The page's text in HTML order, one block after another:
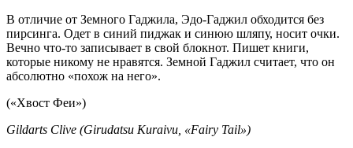
В отличие от Земного Гаджила, Эдо-Гаджил обходится без
пирсинга. Одет в синий пиджак и синюю шляпу, носит очки.
Вечно что-то записывает в свой блокнот. Пишет книги,
которые никому не нравятся. Земной Гаджил считает, что он
абсолютно «похож на него».
(«Хвост Феи»)
Gildarts Clive (Girudatsu Kuraivu, «Fairy Tail»)